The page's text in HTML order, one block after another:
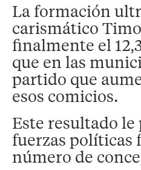
La formación
carismático
finalmente el
que en las
partido que
esos comicios.
Este resultado
fuerzas políticas
número de